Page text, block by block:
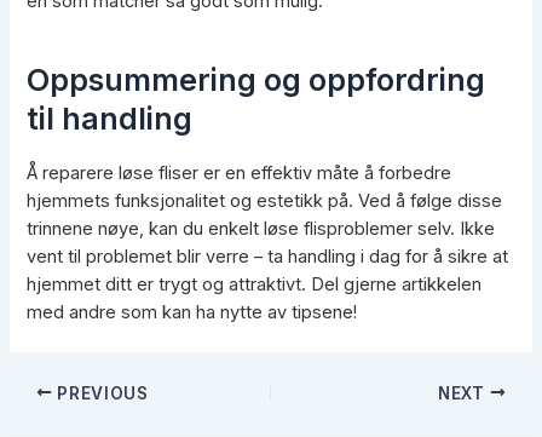
Oppsummering og oppfordring
til handling
Å reparere løse fliser er en effektiv måte å forbedre
hjemmets funksjonalitet og estetikk på. Ved å følge disse
trinnene nøye, kan du enkelt løse flisproblemer selv. Ikke
vent til problemet blir verre – ta handling i dag for å sikre at
hjemmet ditt er trygt og attraktivt. Del gjerne artikkelen
med andre som kan ha nytte av tipsene!
Post PREVIOUS NEXT